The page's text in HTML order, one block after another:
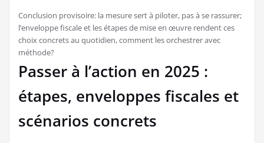
Conclusion provisoire: la mesure sert à piloter, pas à se rassurer;
l’enveloppe fiscale et les étapes de mise en œuvre rendent ces
choix concrets au quotidien, comment les orchestrer avec
méthode?
Passer à l’action en 2025 :
étapes, enveloppes fiscales et
scénarios concrets